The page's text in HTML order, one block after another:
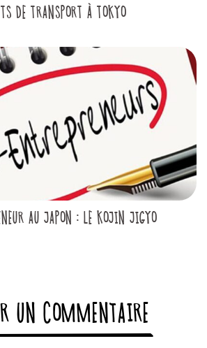
DE TRANSPORT À TOKYO
AU JAPON : LE KOJIN JIGYO
UN COMMENTAIRE